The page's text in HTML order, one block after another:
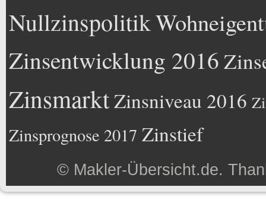
Nullzinspolitik
Zinsentwicklung 2016
ZinsmarktZinsniveau 2016
Zinsprognose 2017 Zinstief
© Makler-Übersicht.de.